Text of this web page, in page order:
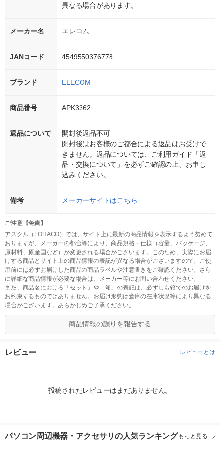
異なる場合があります。
メーカー名 エレコム
JANコード 4549550376778
ブランド ELECOM
商品番号 APK3362
返品について
開封後返品不可
開封後はお客様のご都合による返品はお受けで
きません。返品については、ご利用ガイド「返
品・交換について」を必ずご確認の上、お申し
込みください。
備考 メーカーサイトはこちら
ご注意【免責】
アスクル（LOHACO）では、サイト上に最新の商品情報を表示するよう努めて
おりますが、メーカーの都合等により、商品規格・仕様（容量、パッケージ、
原材料、原産国など）が変更される場合がございます。このため、実際にお届
けする商品とサイト上の商品情報の表記が異なる場合がございますので、ご使
用前には必ずお届けした商品の商品ラベルや注意書きをご確認ください。さら
に詳細な商品情報が必要な場合は、メーカー等にお問い合わせください。
また、商品名における「セット」や「箱」の表記は、必ずしも箱でのお届けを
お約束するものではありません。お届け形態は倉庫の在庫状況等により異なる
場合がございます。あらかじめご了承ください。
商品情報の誤りを報告する
レビュー レビューとは
投稿されたレビューはまだありません。
パソコン周辺機器・アクセサリの人気ランキング もっと見る